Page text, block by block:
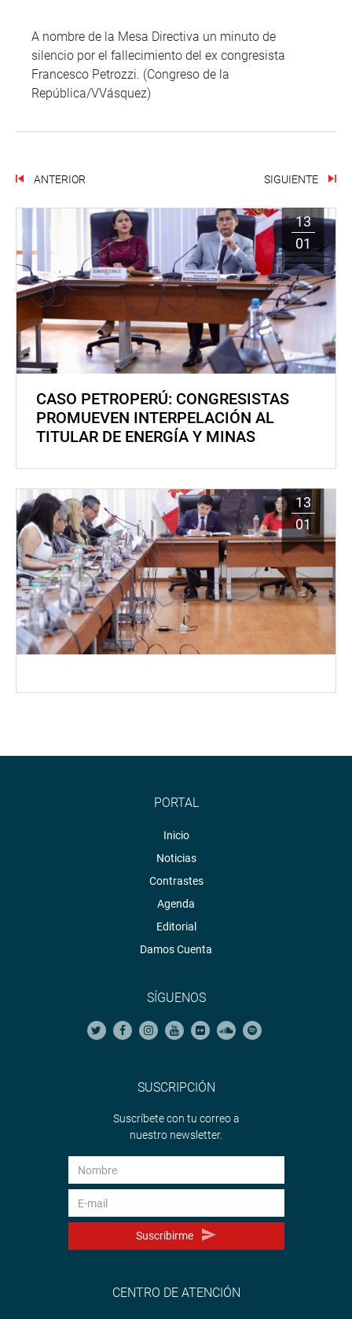
A nombre de la Mesa Directiva un minuto de
silencio por el fallecimiento del ex congresista
Francesco Petrozzi. (Congreso de la
República/VVásquez)
ANTERIOR SIGUIENTE
13
01
CASO PETROPERÚ: CONGRESISTAS
PROMUEVEN INTERPELACIÓN AL
TITULAR DE ENERGÍA Y MINAS
13
01
PORTAL
Inicio
Noticias
Contrastes
Agenda
Editorial
Damos Cuenta
SÍGUENOS
SUSCRIPCIÓN
Suscríbete con tu correo a
nuestro newsletter.
Suscribirme
CENTRO DE ATENCIÓN